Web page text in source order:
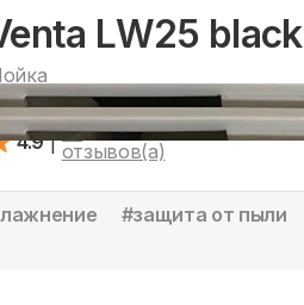
LW25 black
4.9 | 25
отзывов(а)
#защита от пыли